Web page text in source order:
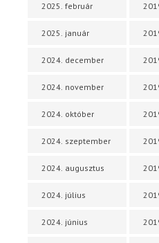
2025. február
2025. január
2024. december
2024. november
2024. október
2024. szeptember
2024. augusztus
2024. július
2024. június